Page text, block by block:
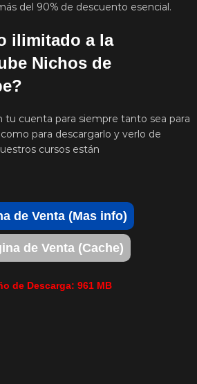
del 90% de descuento esencial.
ilimitado a la
Nichos de
tu cuenta para siempre tanto sea para
para descargarlo y verlo de
cursos están
de Venta (Mas info)
de Venta (Cache)
de Descarga: 961 MB